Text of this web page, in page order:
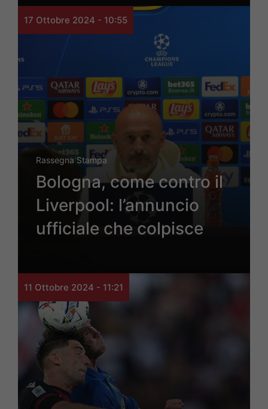
17 Ottobre 2024 - 10:55
Rassegna Stampa
Bologna, come contro il
Liverpool: l’annuncio
ufficiale che colpisce
11 Ottobre 2024 - 11:21